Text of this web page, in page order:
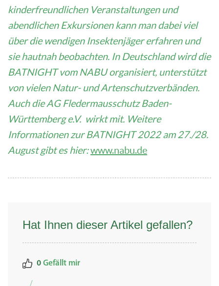
kinderfreundlichen Veranstaltungen und
abendlichen Exkursionen kann man dabei viel
über die wendigen Insektenjäger erfahren und
sie hautnah beobachten. In Deutschland wird die
BATNIGHT vom NABU organisiert, unterstützt
von vielen Natur- und Artenschutzverbänden.
Auch die AG Fledermausschutz Baden-
Württemberg e.V. wirkt mit. Weitere
Informationen zur BATNIGHT 2022 am 27./28.
August gibt es hier:www.nabu.de
Hat Ihnen dieser Artikel gefallen?
0 Gefällt mir
/